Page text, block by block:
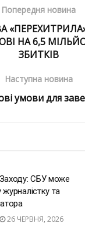
Попередня новина
НА 6,5
ЗБИТКІВ
Наступна новина
умови для
Заходу: СБУ може
журналістку та
26 ЧЕРВНЯ, 2026